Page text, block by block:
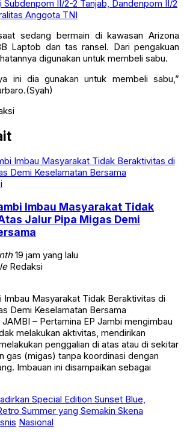
Subdenpom II/2-2 Tanjab, Dandenpom II/2
Anggota TNI
sedang bermain di kawasan Arizona
Laptob dan tas ransel. Dari pengakuan
digunakan untuk membeli sabu.
ini dia gunakan untuk membeli sabu,”
Imbau Masyarakat Tidak
Jalur Pipa Migas Demi
19 jam yang lalu
Redaksi
Imbau Masyarakat Tidak Beraktivitas di
Demi Keselamatan Bersama
– Pertamina EP Jambi mengimbau
melakukan aktivitas, mendirikan
penggalian di atas atau di sekitar
gas (migas) tanpa koordinasi dengan
Imbauan ini disampaikan sebagai
Nasional